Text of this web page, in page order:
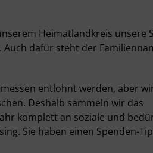
Heimatlandkreis unsere
dafür steht der
entlohnt werden, aber
Deshalb sammeln wir das
komplett an soziale und
Sie haben einen Spenden-